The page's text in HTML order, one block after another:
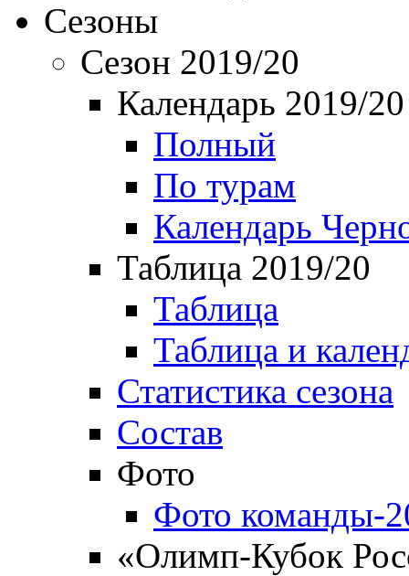
Сезоны
Сезон 2019/20
Календарь 2019/20
Полный
По турам
Календарь
Таблица 2019/20
Таблица
Таблица и
Статистика сезона
Состав
Фото
Фото команды-
«Олимп-Кубок